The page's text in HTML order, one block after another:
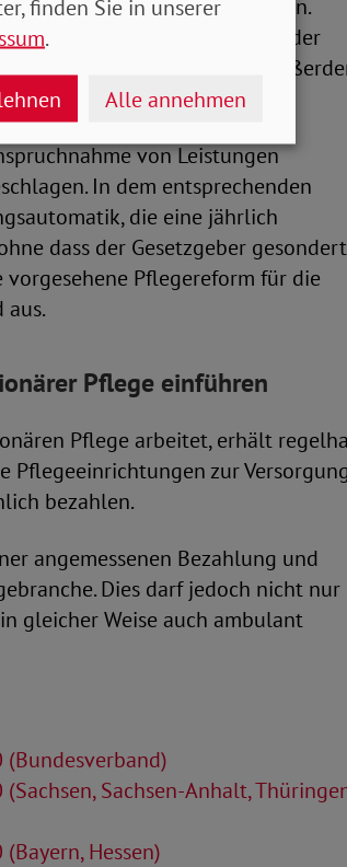
einfacher organisieren können.
dem dann etwa Kurzzeit- oder
zu Hause pflegt, soll
von Leistungen
In dem entsprechenden
die eine jährlich
dass der Gesetzgeber gesondert
Pflegereform für die
aus.
Pflege einführen
Pflege arbeitet, erhält
Pflegeeinrichtungen zur
bezahlen.
angemessenen Bezahlung und
Dies darf jedoch nicht nur
gleicher Weise auch ambulant
(Bundesverband)
Sachsen-Anhalt,
Hessen)
finden Sie in unserer
.
Alle annehmen